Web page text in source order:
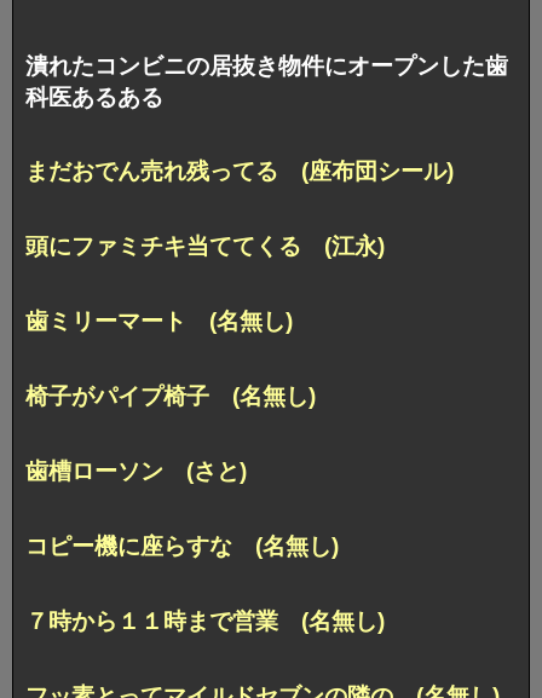
潰れたコンビニの居抜き物件にオープンした歯
科医あるある
まだおでん売れ残ってる (座布団シール)
頭にファミチキ当ててくる (江永)
歯ミリーマート (名無し)
椅子がパイプ椅子 (名無し)
歯槽ローソン (さと)
コピー機に座らすな (名無し)
７時から１１時まで営業 (名無し)